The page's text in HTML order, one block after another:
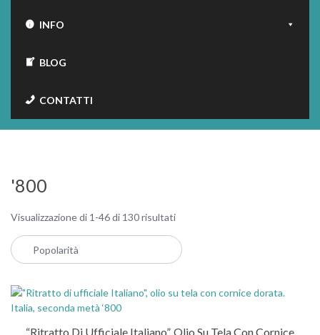
INFO
BLOG
CONTATTI
'800
Visualizzazione di 1-46 di 130 risultatiPopolarità
“Ritratto Di Ufficiale Italiano”, Olio Su Tela Con Cornice